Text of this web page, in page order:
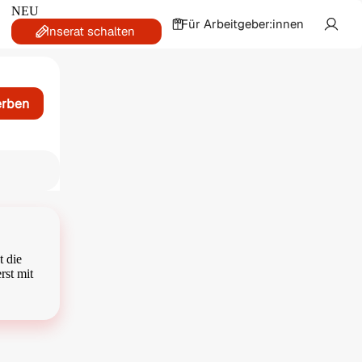
NEU
Inserat schalten Für Arbeitgeber:innen
die
mit